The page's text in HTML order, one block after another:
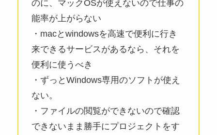
のに、マックOSが使えないので仕事の
能率が上がらない
・macとwindowsを高速で便利に行き
来できるサービスがあるなら、それを
便利に使うべき
・ずっとWindows専用のソフトが使え
ない。
・ファイルの閲覧ができないので確認
できないまま勝手にプロジェクトをす